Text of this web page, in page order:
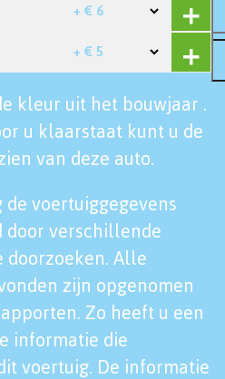
+ € 6
+ € 5
kleur uit het bouwjaar .
u klaarstaat kunt u de
van deze auto.
voertuiggegevens
door verschillende
doorzoeken. Alle
zijn opgenomen
Zo heeft u een
informatie die
voertuig. De informatie